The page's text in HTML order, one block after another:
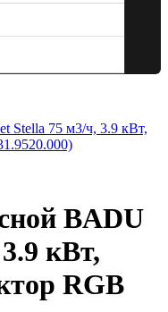
Stella 75 м3/ч, 3.9 кВт,
BADU
кВт,
RGB